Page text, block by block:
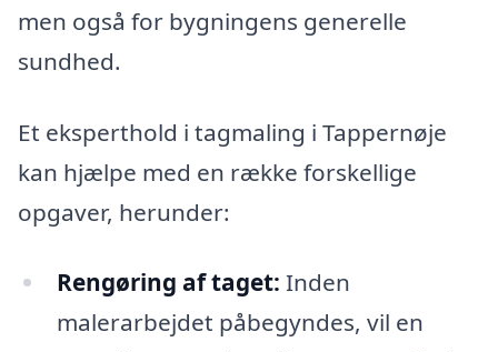
men også for bygningens generelle
sundhed.
Et eksperthold i tagmaling i Tappernøje
kan hjælpe med en række forskellige
opgaver, herunder:
Rengøring af taget: Inden
malerarbejdet påbegyndes, vil en